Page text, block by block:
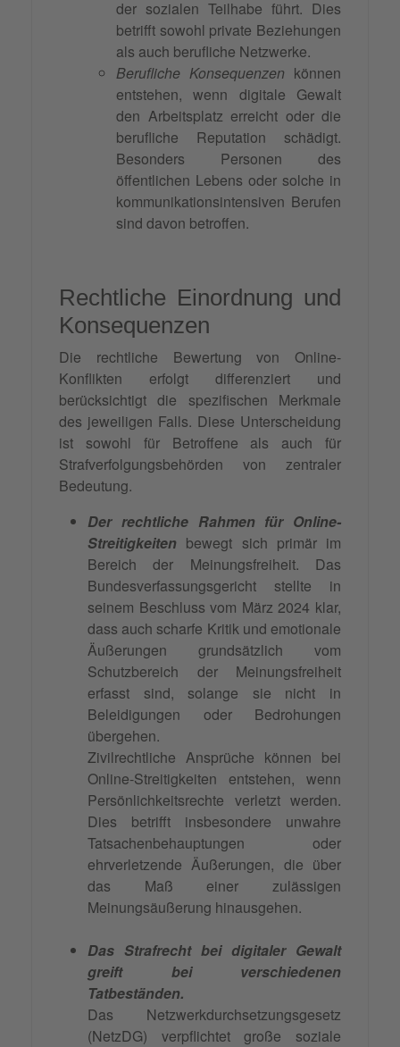
der sozialen Teilhabe führt. Dies
betrifft sowohl private Beziehungen
als auch berufliche Netzwerke.
Berufliche Konsequenzen können
entstehen, wenn digitale Gewalt
den Arbeitsplatz erreicht oder die
berufliche Reputation schädigt.
Besonders Personen des
öffentlichen Lebens oder solche in
kommunikationsintensiven Berufen
sind davon betroffen.
Rechtliche Einordnung und
Konsequenzen
Die rechtliche Bewertung von Online-
Konflikten erfolgt differenziert und
berücksichtigt die spezifischen Merkmale
des jeweiligen Falls. Diese Unterscheidung
ist sowohl für Betroffene als auch für
Strafverfolgungsbehörden von zentraler
Bedeutung.
Der rechtliche Rahmen für Online-
Streitigkeiten bewegt sich primär im
Bereich der Meinungsfreiheit. Das
Bundesverfassungsgericht stellte in
seinem Beschluss vom März 2024 klar,
dass auch scharfe Kritik und emotionale
Äußerungen grundsätzlich vom
Schutzbereich der Meinungsfreiheit
erfasst sind, solange sie nicht in
Beleidigungen oder Bedrohungen
übergehen.
Zivilrechtliche Ansprüche können bei
Online-Streitigkeiten entstehen, wenn
Persönlichkeitsrechte verletzt werden.
Dies betrifft insbesondere unwahre
Tatsachenbehauptungen oder
ehrverletzende Äußerungen, die über
das Maß einer zulässigen
Meinungsäußerung hinausgehen.
Das Strafrecht bei digitaler Gewalt
greift bei verschiedenen
Tatbeständen.
Das Netzwerkdurchsetzungsgesetz
(NetzDG) verpflichtet große soziale